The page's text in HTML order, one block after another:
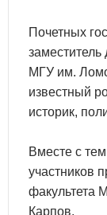
Почетных
заместитель
МГУ им.
известный
историк,
Вместе с
участников
факультета
Карпов.